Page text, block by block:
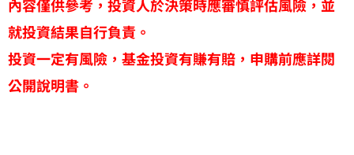
內容僅供參考，投資人於決策時應審慎評估風險，並
就投資結果自行負責。
投資一定有風險，基金投資有賺有賠，申購前應詳閱
公開說明書。